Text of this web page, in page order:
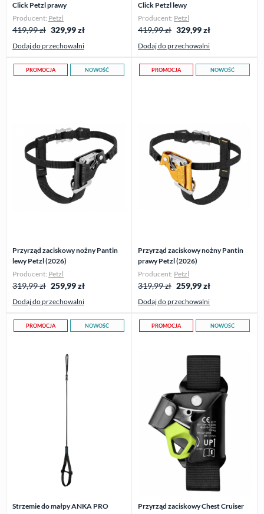
Click Petzl prawy
Producent: Petzl
419,99 zł 329,99zł
Dodaj do przechowalni
Click Petzl lewy
Producent: Petzl
419,99 zł 329,99zł
Dodaj do przechowalni
PROMOCJA NOWOŚĆ
Przyrząd zaciskowy nożny Pantin
lewy Petzl (2026)
Producent: Petzl
319,99 zł 259,99zł
Dodaj do przechowalni
PROMOCJA NOWOŚĆ
Przyrząd zaciskowy nożny Pantin
prawy Petzl (2026)
Producent: Petzl
319,99 zł 259,99zł
Dodaj do przechowalni
PROMOCJA NOWOŚĆ
Strzemie do małpy ANKA PRO
PROMOCJA NOWOŚĆ
Przyrząd zaciskowy Chest Cruiser